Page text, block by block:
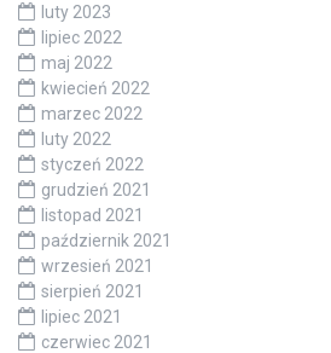
luty 2023
lipiec 2022
maj 2022
kwiecień 2022
marzec 2022
luty 2022
styczeń 2022
grudzień 2021
listopad 2021
październik 2021
wrzesień 2021
sierpień 2021
lipiec 2021
czerwiec 2021